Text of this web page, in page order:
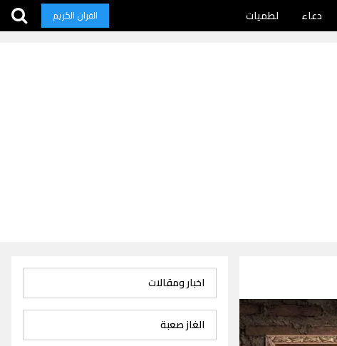
دعاء لطميات القران الكريم
اخبار ومقالات
الغاز صعبة